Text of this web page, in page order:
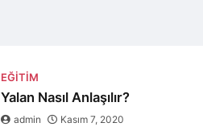
EĞITIM
Yalan Nasıl Anlaşılır?
admin Kasım 7, 2020